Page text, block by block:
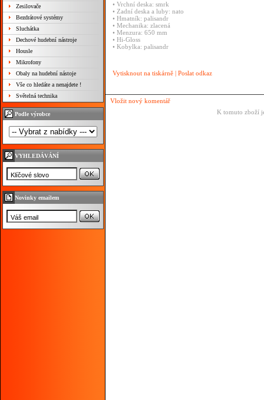
Zesilovače
Bezdrátové systémy
Sluchátka
Dechové hudební nástroje
Housle
Mikrofony
Obaly na hudební nástoje
Vše co hledáte a nenajdete !
Světelná technika
Podle výrobce
VYHLEDÁVÁNÍ
Novinky emailem
• Vrchní deska: smrk
• Zadní deska a luby: nato
• Hmatník: palisandr
• Mechanika: zlacená
• Menzura: 650 mm
• Hi-Gloss
• Kobylka: palisandr
Vytisknout na tiskárně | Poslat odkaz
Vložit nový komentář
K tomuto zboží